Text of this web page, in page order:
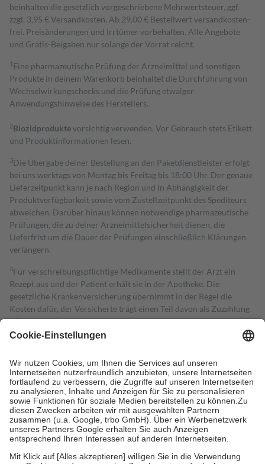
beinhalten die gesetzlich vorgeschriebene Mehrwertsteuer, ggf.
zzgl. 3,95 € Versandkosten. Ab 29,00 € Bestell­wert versand­kosten­
frei. Preisänderungen und Irrtümer vorbehalten. Alle Angebote
und Gratis-Beigaben nur solange der Vorrat reicht.
1 Eine pharmazeutische Prüfung der Arzneimittel und sonstigen
Produkte in deinem Warenkorb beinhaltet die Durchführung von
Wechselwirkungschecks und die Prüfung etwaiger
Anwendungshinweise des Herstellers.
2Biozidproduktevorsichtig verwenden. Vor Gebrauch stets Etikett
und Produktinformationen lesen.
3Die Übergabe deiner Bestellung an den Paketdienstleister erfolgt
bei uns werktags von Montag bis Freitag bis 18:00 Uhr. Der genaue
Lieferzeitpunkt kann je nach Region und in Abhängigkeit der
Produktverfügbarkeit sowie vom Zustellzeitpunkt des Spediteurs
abweichen. Darüber hinaus können notwendige pharmazeutische
Prüfungen, die zu deiner Arzneimittelsicherheit dienen, die
Lieferfrist um die Dauer der Prüfungen einschließlich Klärungen
verlängern.
4Für verschreibungspflichtige Medikamente stellt der Arzt ein
Rezept aus und der Patient erhält sie in der Apotheke. Die
gesetzliche Krankenversicherung übernimmt in der Regel die
Kosten dafür, der Versicherte trägt einen Teil davon als Zuzahlung
mit.
Grundsätzlich leisten Mitglieder Zuzahlungen in Höhe von zehn
höchstens zehn Euro.
Es sind jedoch nie mehr als die tatsächlichen
Kosten der Leistung zu entrichten.
Diese Regeln gelten grundsätzlich auch für Online-Apotheken.
Bei Heilmitteln und häuslicher Krankenpflege beträgt die
Zuzahlung zehn Prozent der Kosten sowie zehn Euro je
Verordnung.
Um das Engagement der Versicherten für ihre eigene Gesundheit zu
stärken und die besondere Stellung der Familie zu unterstützen,
fallenkeine Zuzahlungenan bei: